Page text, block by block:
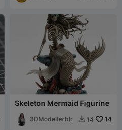
Skeleton Mermaid Figurine
3DModellerblr  14 14